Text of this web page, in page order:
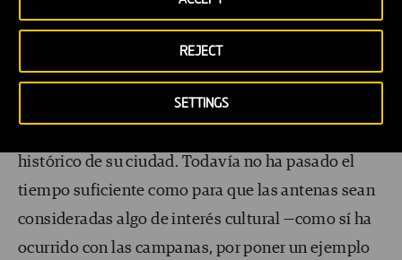
SETTINGS
REJECT
llegasen a entrar en las grandes.
Por motivos obvios, esto no gustó a muchos
colectivos, a los que no les resultaba agradable ver
histórico de su ciudad. Todavía no ha pasado el
tiempo suficiente como para que las antenas sean
consideradas algo de interés cultural —como sí ha
ocurrido con las campanas, por poner un ejemplo